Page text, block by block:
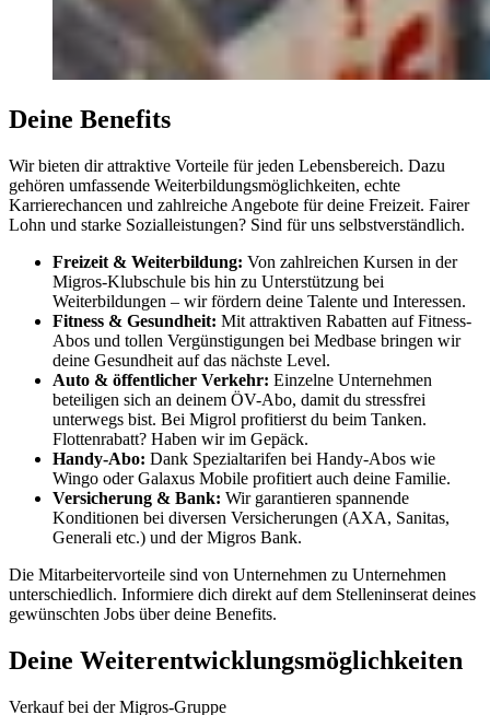
Deine Benefits
Wir bieten dir attraktive Vorteile für jeden Lebensbereich. Dazu
gehören umfassende Weiterbildungsmöglichkeiten, echte
Karrierechancen und zahlreiche Angebote für deine Freizeit. Fairer
Lohn und starke Sozialleistungen? Sind für uns selbstverständlich.
Freizeit & Weiterbildung: Von zahlreichen Kursen in der
Migros-Klubschule bis hin zu Unterstützung bei
Weiterbildungen – wir fördern deine Talente und Interessen.
Fitness & Gesundheit: Mit attraktiven Rabatten auf Fitness-
Abos und tollen Vergünstigungen bei Medbase bringen wir
deine Gesundheit auf das nächste Level.
Auto & öffentlicher Verkehr: Einzelne Unternehmen
beteiligen sich an deinem ÖV-Abo, damit du stressfrei
unterwegs bist. Bei Migrol profitierst du beim Tanken.
Flottenrabatt? Haben wir im Gepäck.
Handy-Abo: Dank Spezialtarifen bei Handy-Abos wie
Wingo oder Galaxus Mobile profitiert auch deine Familie.
Versicherung & Bank: Wir garantieren spannende
Konditionen bei diversen Versicherungen (AXA, Sanitas,
Generali etc.) und der Migros Bank.
Die Mitarbeitervorteile sind von Unternehmen zu Unternehmen
unterschiedlich. Informiere dich direkt auf dem Stelleninserat deines
gewünschten Jobs über deine Benefits.
Deine Weiterentwicklungsmöglichkeiten
Verkauf bei der Migros-Gruppe